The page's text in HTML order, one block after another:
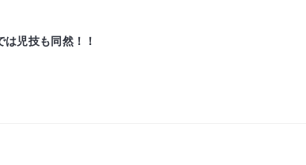
児技も同然！！